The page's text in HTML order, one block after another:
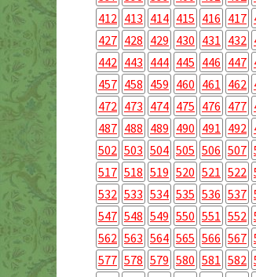
412 413 414 415 416 417
427 428 429 430 431 432
442 443 444 445 446 447
457 458 459 460 461 462
472 473 474 475 476 477
487 488 489 490 491 492
502 503 504 505 506 507
517 518 519 520 521 522
532 533 534 535 536 537
547 548 549 550 551 552
562 563 564 565 566 567
577 578 579 580 581 582